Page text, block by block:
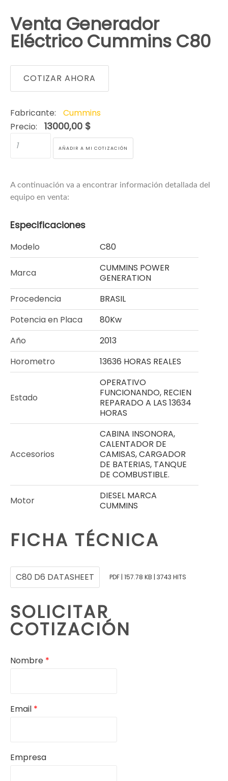
Venta Generador
Eléctrico Cummins C80
COTIZAR AHORA
Fabricante:
Cummins
Precio:
13000,00 $
A continuación va a encontrar información detallada del
equipo en venta:
Especificaciones
Modelo C80
Marca
CUMMINS POWER
GENERATION
Procedencia
BRASIL
Potencia en Placa
80Kw
Año
2013
Horometro
13636 HORAS REALES
Estado
OPERATIVO
FUNCIONANDO, RECIEN
REPARADO A LAS 13634
HORAS
Accesorios
CABINA INSONORA,
CALENTADOR DE
CAMISAS, CARGADOR
DE BATERIAS, TANQUE
DE COMBUSTIBLE.
Motor
DIESEL MARCA
CUMMINS
FICHA TÉCNICA
C80 D6 DATASHEET PDF | 157.78 KB | 3743 HITS
SOLICITAR
COTIZACIÓN
Nombre *
Email *
Empresa